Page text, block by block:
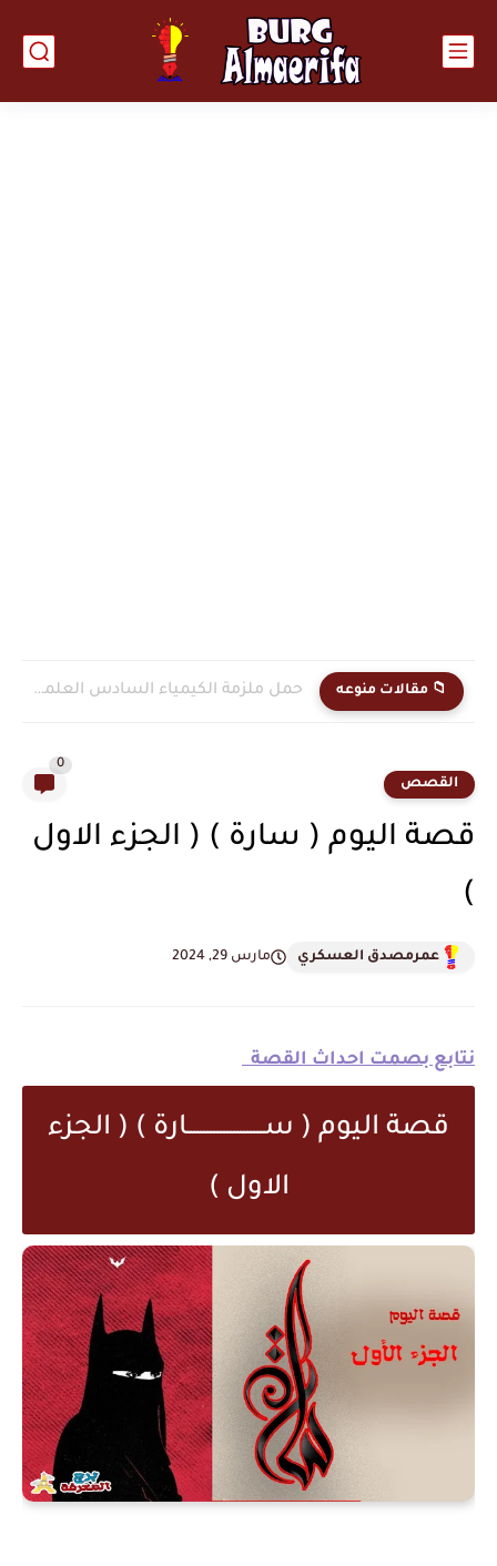
📁 مقالات منوعه حمل ملزمة الكيمياء السادس العلمي الجزء الاول PDF للاستاذ هاشم...
القصص
0
قصة اليوم ( سارة ) ( الجزء الاول
)
عمرمصدق العسكري مارس 29, 2024
نتابع بصمت احداث القصة
قصة اليوم ( ســـــــــــــــــــــــارة ) ( الجزء
الاول )